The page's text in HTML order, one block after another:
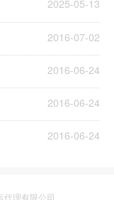
2025-05-13
2016-07-02
2016-06-24
2016-06-24
2016-06-24
代理有限公司